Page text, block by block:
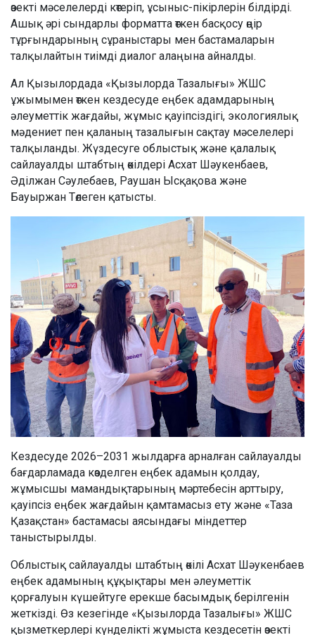
өзекті мәселелерді көтеріп, ұсыныс-пікірлерін білдірді.
Ашық әрі сындарлы форматта өткен басқосу өңір
тұрғындарының сұраныстары мен бастамаларын
талқылайтын тиімді диалог алаңына айналды.
Ал Қызылордада «Қызылорда Тазалығы» ЖШС
ұжымымен өткен кездесуде еңбек адамдарының
әлеуметтік жағдайы, жұмыс қауіпсіздігі, экологиялық
мәдениет пен қаланың тазалығын сақтау мәселелері
талқыланды. Жүздесуге облыстық және қалалық
сайлауалды штабтың өкілдері Асхат Шәукенбаев,
Әділжан Сәулебаев, Раушан Ысқақова және
Бауыржан Төлеген қатысты.
Кездесуде 2026–2031 жылдарға арналған сайлауалды
бағдарламада көзделген еңбек адамын қолдау,
жұмысшы мамандықтарының мәртебесін арттыру,
қауіпсіз еңбек жағдайын қамтамасыз ету және «Таза
Қазақстан» бастамасы аясындағы міндеттер
таныстырылды.
Облыстық сайлауалды штабтың өкілі Асхат Шәукенбаев
еңбек адамының құқықтары мен әлеуметтік
қорғалуын күшейтуге ерекше басымдық берілгенін
жеткізді. Өз кезегінде «Қызылорда Тазалығы» ЖШС
қызметкерлері күнделікті жұмыста кездесетін өзекті